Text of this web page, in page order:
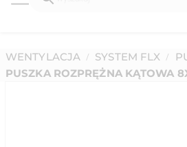
WENTYLACJA / SYSTEM FLX /
PUSZKA ROZPRĘŻNA KĄTOWA